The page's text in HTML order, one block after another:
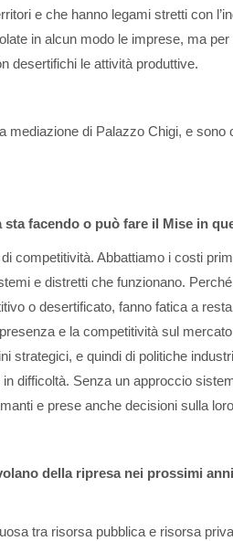
e che hanno legami stretti con
in alcun modo le imprese, ma
desertifichi le attività produttive.
mediazione di Palazzo Chigi, e sono
facendo o può fare il Mise in
competitività. Abbattiamo i costi
e distretti che funzionano.
o desertificato, fanno fatica a
e la competitività sul
strategici, e quindi di politiche
difficoltà. Senza un approccio
e prese anche decisioni sulla
della ripresa nei prossimi
tra risorsa pubblica e risorsa